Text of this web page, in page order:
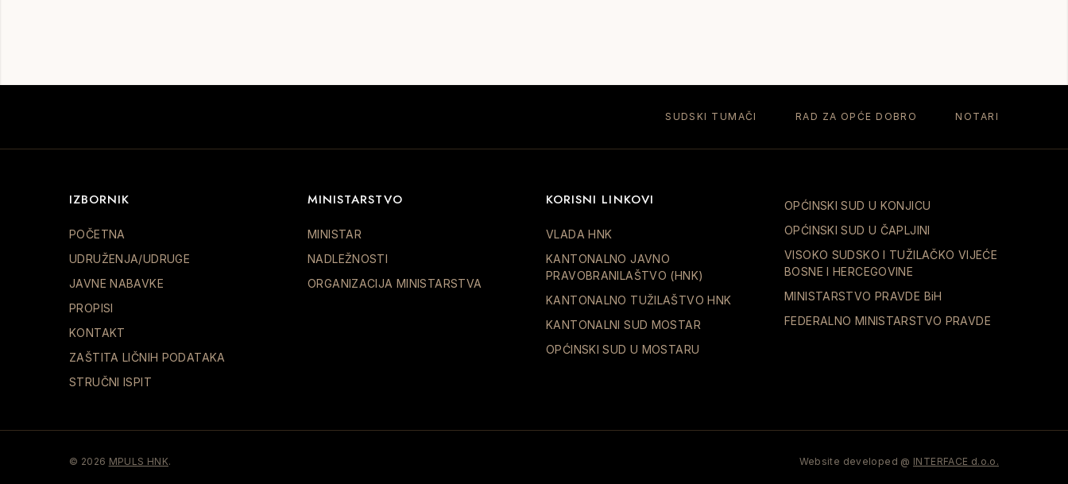
SUDSKI TUMAČI RAD ZA OPĆE DOBRO NOTARI
IZBORNIK
POČETNA
UDRUŽENJA/UDRUGE
JAVNE NABAVKE
PROPISI
KONTAKT
ZAŠTITA LIČNIH PODATAKA
STRUČNI ISPIT
MINISTARSTVO
MINISTAR
NADLEŽNOSTI
ORGANIZACIJA MINISTARSTVA
KORISNI LINKOVI
VLADA HNK
KANTONALNO JAVNO
PRAVOBRANILAŠTVO (HNK)
KANTONALNO TUŽILAŠTVO HNK
KANTONALNI SUD MOSTAR
OPĆINSKI SUD U MOSTARU
OPĆINSKI SUD U KONJICU
OPĆINSKI SUD U ČAPLJINI
VISOKO SUDSKO I TUŽILAČKO VIJEĆE
BOSNE I HERCEGOVINE
MINISTARSTVO PRAVDE BiH
FEDERALNO MINISTARSTVO PRAVDE
Website developed @ INTERFACE d.o.o.
© 2026 MPULS HNK.